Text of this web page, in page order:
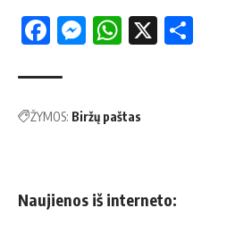
Facebook
Messenger
WhatsApp
X
ŽYMOS: Biržų paštas
Naujienos iš interneto: